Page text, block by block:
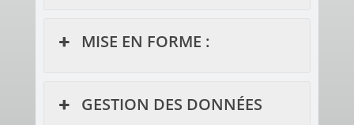
MISE EN FORME :
GESTION DES DONNÉES